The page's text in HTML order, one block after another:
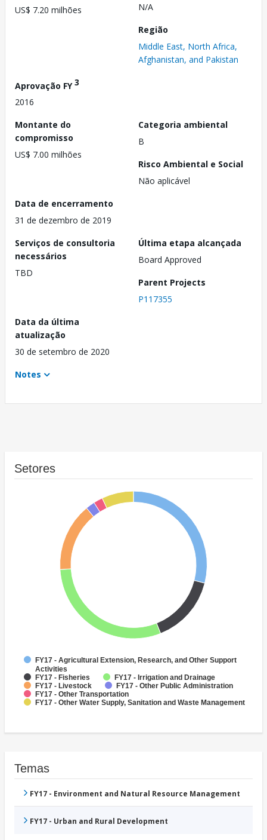
US$ 7.20 milhões
N/A
Região
Middle East, North Africa,
Afghanistan, and Pakistan
Aprovação FY3
2016
Montante do
compromisso
US$ 7.00 milhões
Categoria ambiental
B
Risco Ambiental e Social
Não aplicável
Data de encerramento
31 de dezembro de 2019
Serviços de consultoria
necessários
TBD
Última etapa alcançada
Board Approved
Parent Projects
P117355
Data da última
atualização
30 de setembro de 2020
Notes
Setores
FY17 - Agricultural Extension, Research, and Other Support
Activities
FY17 - Fisheries
FY17 - Irrigation and Drainage
FY17 - Livestock
FY17 - Other Public Administration
FY17 - Other Transportation
FY17 - Other Water Supply, Sanitation and Waste Management
Temas
FY17 - Environment and Natural Resource Management
FY17 - Urban and Rural Development